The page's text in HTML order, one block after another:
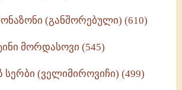
(განშორებული) (610)
მორდასოვი (545)
სერბი (ველიმიროვიჩი) (499)